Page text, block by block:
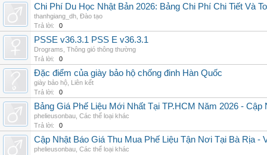
Chi Phí Du Học Nhật Bản 2026: Bảng Chi Phí Chi Tiết Và
thanhgiang_dh Đào tạo
Trả lời:
0
PSSE v36.3.1 PSS E v36.3.1
Drograms Thông gió thông thường
Trả lời:
0
Đặc điểm của giày bảo hộ chống đinh Hàn Quốc
giày bảo hộ Liên kết
Trả lời:
0
Bảng Giá Phế Liệu Mới Nhất Tại TP.HCM Năm 2026 - Cập
phelieusonbau Các thể loại khác
Trả lời:
0
Cập Nhật Báo Giá Thu Mua Phế Liệu Tận Nơi Tại Bà Rịa -
phelieusonbau Các thể loại khác